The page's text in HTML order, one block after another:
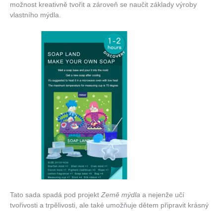
možnost kreativně tvořit a zároveň se naučit základy výroby
vlastního mýdla.
Tato sada spadá pod projekt Země mýdla a nejenže učí
tvořivosti a trpělivosti, ale také umožňuje dětem připravit krásný